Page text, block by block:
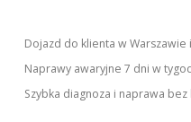
Dojazd do klienta w Warszawie
Naprawy awaryjne 7 dni w
Szybka diagnoza i naprawa